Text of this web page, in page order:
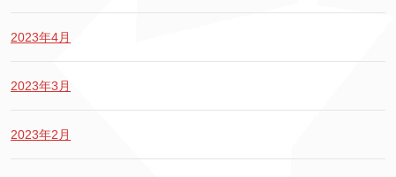
2023年4月
2023年3月
2023年2月